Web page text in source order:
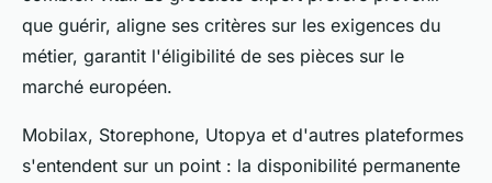
que guérir, aligne ses critères sur les exigences du
métier, garantit l'éligibilité de ses pièces sur le
marché européen.
Mobilax, Storephone, Utopya et d'autres plateformes
s'entendent sur un point : la disponibilité permanente